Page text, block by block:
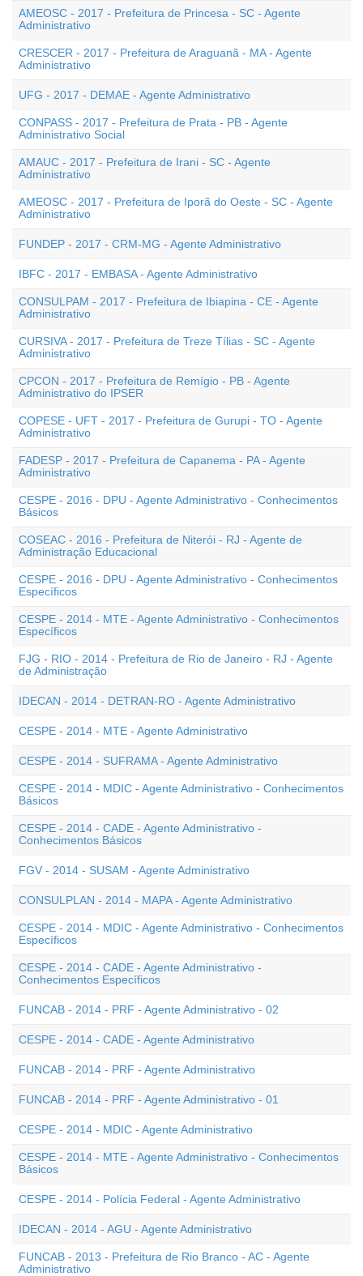
AMEOSC - 2017 - Prefeitura de Princesa - SC - Agente
Administrativo
CRESCER - 2017 - Prefeitura de Araguanã - MA - Agente
Administrativo
UFG - 2017 - DEMAE - Agente Administrativo
CONPASS - 2017 - Prefeitura de Prata - PB - Agente
Administrativo Social
AMAUC - 2017 - Prefeitura de Irani - SC - Agente
Administrativo
AMEOSC - 2017 - Prefeitura de Iporã do Oeste - SC - Agente
Administrativo
FUNDEP - 2017 - CRM-MG - Agente Administrativo
IBFC - 2017 - EMBASA - Agente Administrativo
CONSULPAM - 2017 - Prefeitura de Ibiapina - CE - Agente
Administrativo
CURSIVA - 2017 - Prefeitura de Treze Tílias - SC - Agente
Administrativo
CPCON - 2017 - Prefeitura de Remígio - PB - Agente
Administrativo do IPSER
COPESE - UFT - 2017 - Prefeitura de Gurupi - TO - Agente
Administrativo
FADESP - 2017 - Prefeitura de Capanema - PA - Agente
Administrativo
CESPE - 2016 - DPU - Agente Administrativo - Conhecimentos
Básicos
COSEAC - 2016 - Prefeitura de Niterói - RJ - Agente de
Administração Educacional
CESPE - 2016 - DPU - Agente Administrativo - Conhecimentos
Específicos
CESPE - 2014 - MTE - Agente Administrativo - Conhecimentos
Específicos
FJG - RIO - 2014 - Prefeitura de Rio de Janeiro - RJ - Agente
de Administração
IDECAN - 2014 - DETRAN-RO - Agente Administrativo
CESPE - 2014 - MTE - Agente Administrativo
CESPE - 2014 - SUFRAMA - Agente Administrativo
CESPE - 2014 - MDIC - Agente Administrativo - Conhecimentos
Básicos
CESPE - 2014 - CADE - Agente Administrativo -
Conhecimentos Básicos
FGV - 2014 - SUSAM - Agente Administrativo
CONSULPLAN - 2014 - MAPA - Agente Administrativo
CESPE - 2014 - MDIC - Agente Administrativo - Conhecimentos
Específicos
CESPE - 2014 - CADE - Agente Administrativo -
Conhecimentos Específicos
FUNCAB - 2014 - PRF - Agente Administrativo - 02
CESPE - 2014 - CADE - Agente Administrativo
FUNCAB - 2014 - PRF - Agente Administrativo
FUNCAB - 2014 - PRF - Agente Administrativo - 01
CESPE - 2014 - MDIC - Agente Administrativo
CESPE - 2014 - MTE - Agente Administrativo - Conhecimentos
Básicos
CESPE - 2014 - Polícia Federal - Agente Administrativo
IDECAN - 2014 - AGU - Agente Administrativo
FUNCAB - 2013 - Prefeitura de Rio Branco - AC - Agente
Administrativo